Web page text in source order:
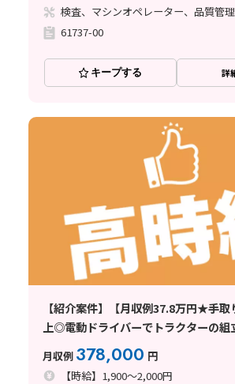
検査、マシンオペレーター、品質管
61737-00
キープする 詳
【紹介案件】【月収例37.8万円★手
上◎電動ドライバーでトラクターの組
円/2交替/茨城県つくばみらい市坂野
ト休み/即入寮OKで寮費無料
月収例 378,000 円
【時給】1,900～2,000円